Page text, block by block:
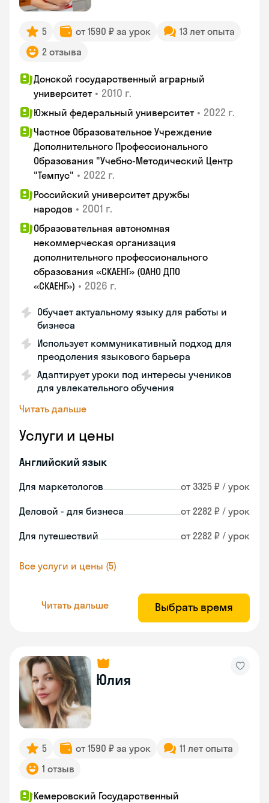
5 от 1590 ₽ за урок
13 лет опыта
2 отзыва
Донской государственный аграрный
университет • 2010 г.
Южный федеральный университет • 2022 г.
Частное Образовательное Учреждение
Дополнительного Профессионального
Образования "Учебно-Методический Центр
"Темпус" • 2022 г.
Российский университет дружбы
народов • 2001 г.
Образовательная автономная
некоммерческая организация
дополнительного профессионального
образования «СКАЕНГ» (ОАНО ДПО
«СКАЕНГ») • 2026 г.
Обучает актуальному языку для работы и
бизнеса
Использует коммуникативный подход для
преодоления языкового барьера
Адаптирует уроки под интересы учеников
для увлекательного обучения
Читать дальше
Услуги и цены
Английский язык
Для маркетологов от 3325 ₽ / урок
Деловой - для бизнеса от 2282 ₽ / урок
Для путешествий от 2282 ₽ / урок
Все услуги и цены (5)
Читать дальше Выбрать время
Юлия
5 от 1590 ₽ за урок
11 лет опыта
1 отзыв
Кемеровский Государственный